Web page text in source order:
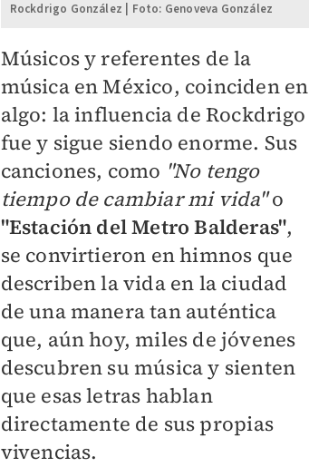
Rockdrigo González | Foto: Genoveva González
Músicos y referentes de la
música en México, coinciden en
algo: la influencia de Rockdrigo
fue y sigue siendo enorme. Sus
canciones, como "No tengo
tiempo de cambiar mi vida"o
"Estación del Metro Balderas",
se convirtieron en himnos que
describen la vida en la ciudad
de una manera tan auténtica
que, aún hoy, miles de jóvenes
descubren su música y sienten
que esas letras hablan
directamente de sus propias
vivencias.